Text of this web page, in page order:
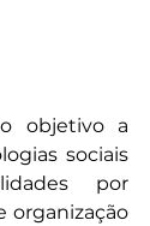
objetivo a
sociais
por
organização